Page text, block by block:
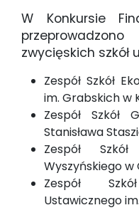
W Konkursie
zwycięskich szkół
Zespół Szkół
im. Grabskich w
Zespół Szkół
Stanisława
Zespół
Wyszyńskiego w
Zespół
Ustawicznego